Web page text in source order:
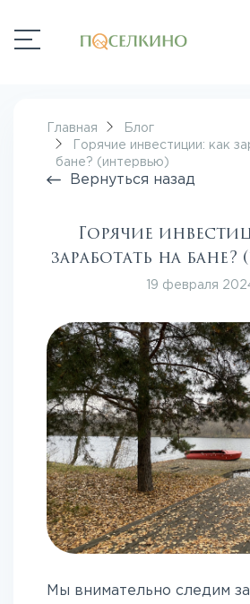
Главная
Блог
Горячие инвестиции: как
бане? (интервью)
Вернуться назад
Горячие
заработать на
19 февраля
Мы внимательно следим за